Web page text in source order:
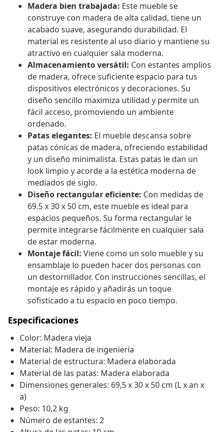
Madera bien trabajada: Este mueble se
construye con madera de alta calidad, tiene un
acabado suave, asegurando durabilidad. El
material es resistente al uso diario y mantiene su
atractivo en cualquier sala moderna.
Almacenamiento versátil: Con estantes amplios
de madera, ofrece suficiente espacio para tus
dispositivos electrónicos y decoraciones. Su
diseño sencillo maximiza utilidad y permite un
fácil acceso, promoviendo un ambiente
ordenado.
Patas elegantes: El mueble descansa sobre
patas cónicas de madera, ofreciendo estabilidad
y un diseño minimalista. Estas patas le dan un
look limpio y acorde a la estética moderna de
mediados de siglo.
Diseño rectangular eficiente: Con medidas de
69.5 x 30 x 50 cm, este mueble es ideal para
espacios pequeños. Su forma rectangular le
permite integrarse fácilmente en cualquier sala
de estar moderna.
Montaje fácil: Viene como un solo mueble y su
ensamblaje lo pueden hacer dos personas con
un destornillador. Con instrucciones sencillas, el
montaje es rápido y añadirás un toque
sofisticado a tu espacio en poco tiempo.
Especificaciones
Color: Madera vieja
Material: Madera de ingeniería
Material de estructura: Madera elaborada
Material de las patas: Madera elaborada
Dimensiones generales: 69,5 x 30 x 50 cm (L x an x
a)
Peso: 10,2 kg
Número de estantes: 2